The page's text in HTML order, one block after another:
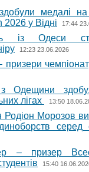
медалі
2026 у Відні
17:44
із Одеси
12:23 23.06.2026
з Одещини
лігах
13:50
Родіон Морозов
серед
– призер
15:40